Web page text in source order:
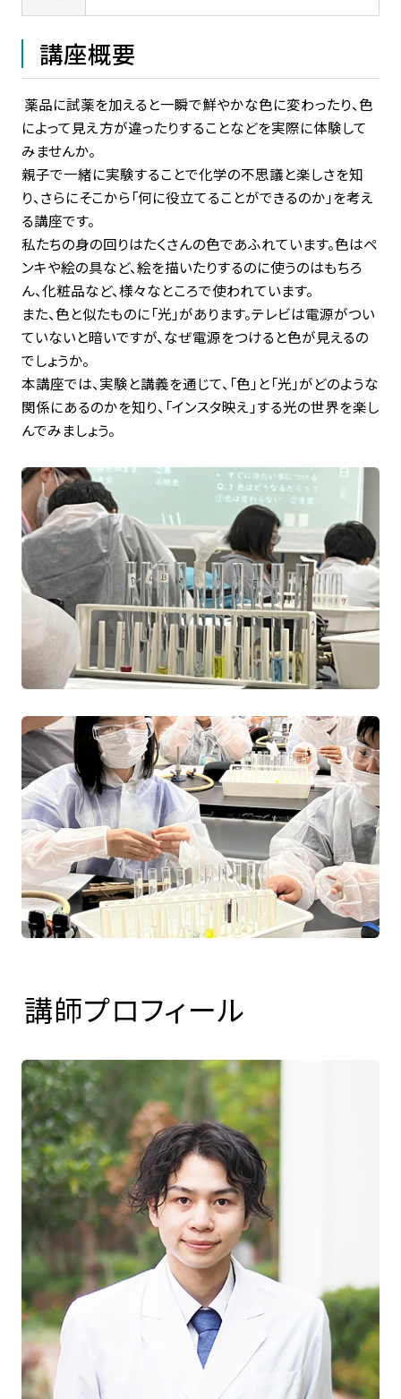
講座概要
薬品に試薬を加えると一瞬で鮮やかな色に変わったり、色
によって見え方が違ったりすることなどを実際に体験して
みませんか。
親子で一緒に実験することで化学の不思議と楽しさを知
り、さらにそこから「何に役立てることができるのか」を考え
る講座です。
私たちの身の回りはたくさんの色であふれています。色はペ
ンキや絵の具など、絵を描いたりするのに使うのはもちろ
ん、化粧品など、様々なところで使われています。
また、色と似たものに「光」があります。テレビは電源がつい
ていないと暗いですが、なぜ電源をつけると色が見えるの
でしょうか。
本講座では、実験と講義を通じて、「色」と「光」がどのような
関係にあるのかを知り、「インスタ映え」する光の世界を楽し
んでみましょう。
講師プロフィール